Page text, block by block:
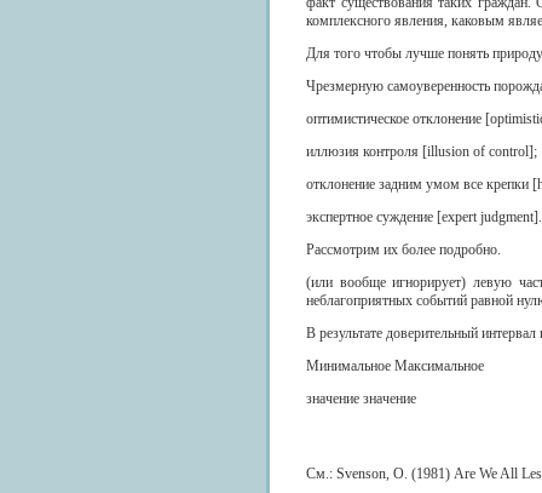
комплексного явления, каковым
Для того чтобы лучше понять
Чрезмерную самоуверенность
оптимистическое отклонение
иллюзия контроля [illusion of control];
отклонение задним умом все крепки
экспертное суждение [expert judgment].
Рассмотрим их более подробно.
(или вообще игнорирует) левую
неблагоприятных событий равной
В результате доверительный
Минимальное Максимальное
значение значение
См.: Svenson, О. (1981) Are We All